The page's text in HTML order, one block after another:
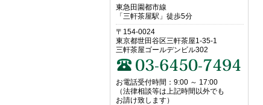
東急田園都市線
「三軒茶屋駅」徒歩5分
〒154-0024
東京都世田谷区三軒茶屋1-35-1
三軒茶屋ゴールデンビル302
お電話受付時間：9:00 ～ 17:00
（法律相談等は上記時間以外でも
お請け致します）